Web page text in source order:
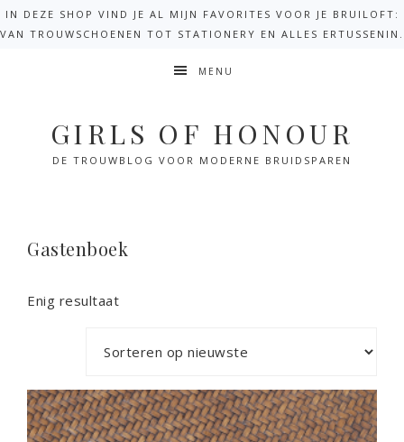
IN DEZE SHOP VIND JE AL MIJN FAVORITES VOOR JE BRUILOFT:
VAN TROUWSCHOENEN TOT STATIONERY EN ALLES ERTUSSENIN.
MENU
GIRLS OF HONOUR
Gastenboek
Enig resultaat